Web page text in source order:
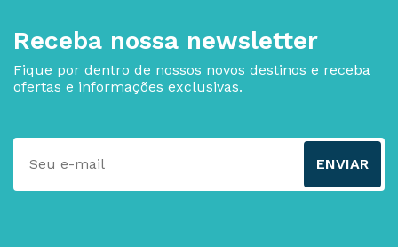
Receba nossa newsletter
Fique por dentro de nossos novos destinos e receba
ofertas e informações exclusivas.
ENVIAR